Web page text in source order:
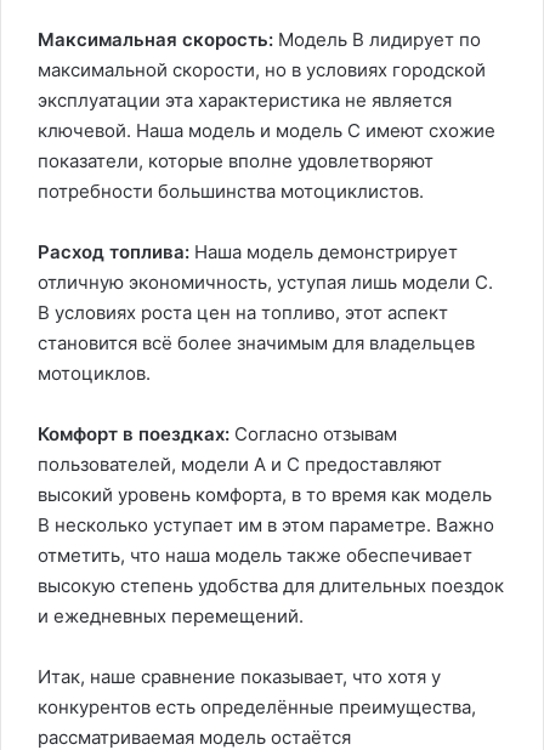
Максимальная скорость: Модель B лидирует по
максимальной скорости, но в условиях городской
эксплуатации эта характеристика не является
ключевой. Наша модель и модель C имеют схожие
показатели, которые вполне удовлетворяют
потребности большинства мотоциклистов.
Расход топлива: Наша модель демонстрирует
отличную экономичность, уступая лишь модели C.
В условиях роста цен на топливо, этот аспект
становится всё более значимым для владельцев
мотоциклов.
Комфорт в поездках: Согласно отзывам
пользователей, модели A и C предоставляют
высокий уровень комфорта, в то время как модель
B несколько уступает им в этом параметре. Важно
отметить, что наша модель также обеспечивает
высокую степень удобства для длительных поездок
и ежедневных перемещений.
Итак, наше сравнение показывает, что хотя у
конкурентов есть определённые преимущества,
рассматриваемая модель остаётся